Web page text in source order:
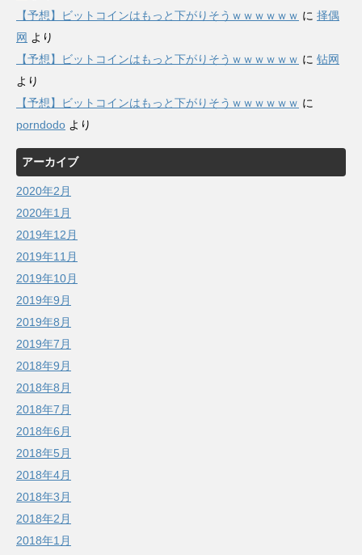
【予想】ビットコインはもっと下がりそうｗｗｗｗｗｗ に 择偶
网 より
【予想】ビットコインはもっと下がりそうｗｗｗｗｗｗ に 钻网
より
【予想】ビットコインはもっと下がりそうｗｗｗｗｗｗ に
porndodo より
アーカイブ
2020年2月
2020年1月
2019年12月
2019年11月
2019年10月
2019年9月
2019年8月
2019年7月
2018年9月
2018年8月
2018年7月
2018年6月
2018年5月
2018年4月
2018年3月
2018年2月
2018年1月